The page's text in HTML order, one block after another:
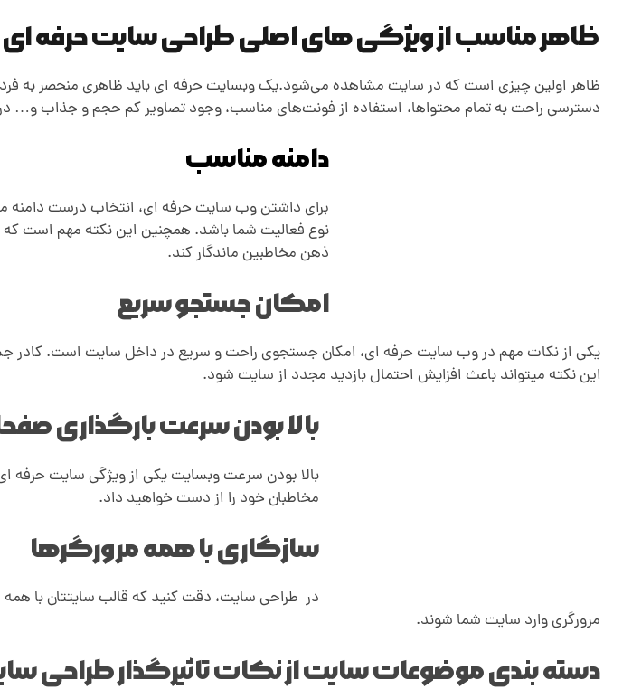
ر
ف
ظاهر مناسب از ویژگی های اصلی طراحی سایت حرفه ای
ظاهر اولین چیزی است که در سایت مشاهده می‌شود.یک وبسایت حرفه ای باید ظاهری منحصر به
دسترسی راحت به تمام محتوا‌ها، استفاده از فونت‌های مناسب، وجود تصاویر کم حجم و جذاب و… در
دامنه مناسب
برای داشتن وب سایت حرفه ای، انتخاب درست دامنه
نوع فعالیت شما باشد. همچنین این نکته مهم است
ذهن مخاطبین ماندگار کند.
امکان جستجو سریع
یکی از نکات مهم در وب سایت حرفه ای، امکان جستجوی راحت و سریع در داخل سایت است. کادر
این نکته میتواند باعث افزایش احتمال بازدید مجدد از سایت شود.
بالا بودن سرعت بارگذاری
بالا بودن سرعت وبسایت یکی از ویژگی‌ سایت حرفه
مخاطبان خود را از دست خواهید داد.
سازگاری با همه مرورگرها
در طراحی سایت، دقت کنید که قالب سایتتان با همه
مرورگری وارد سایت شما شوند.
دسته بندی موضوعات سایت از نکات تاثیرگذار طراحی